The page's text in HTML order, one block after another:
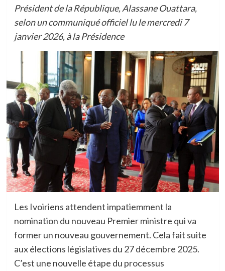
Président de la République, Alassane Ouattara,
selon un communiqué officiel lu le mercredi 7
janvier 2026, à la Présidence
Les Ivoiriens attendent impatiemment la
nomination du nouveau Premier ministre qui va
former un nouveau gouvernement. Cela fait suite
aux élections législatives du 27 décembre 2025.
C’est une nouvelle étape du processus